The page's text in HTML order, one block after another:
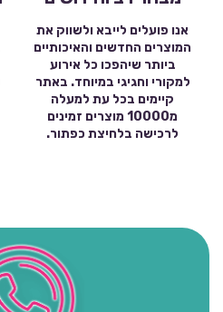
אנו פועלים לייבא ולשווק את
המוצרים החדשים והאיכותיים
ביותר שיהפכו כל אירוע
למקורי וחגיגי במיוחד. באתר
קיימים בכל עת למעלה
מ10000 מוצרים זמינים
לרכישה בלחיצת כפתור.